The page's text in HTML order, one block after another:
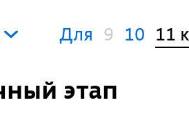
Для 9 10 11
этап